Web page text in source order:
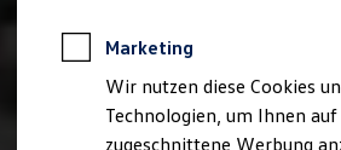
Elektromobilität
Elektroautos
Elektrofahrzeugkonzepte
ID. EVERY1
Reichweite
Marketing
Wir nutzen diese Cookies
Technologien, um Ihnen
zugeschnittene Werbung